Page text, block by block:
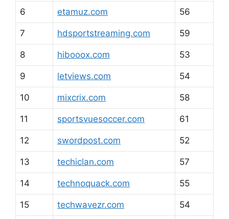
6 etamuz.com 56
7 hdsportstreaming.com 59
8 hibooox.com 53
9 letviews.com 54
10 mixcrix.com 58
11 sportsvuesoccer.com 61
12 swordpost.com 52
13 techiclan.com 57
14 technoquack.com 55
15 techwavezr.com 54